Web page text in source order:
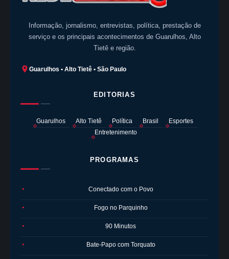
Informação, jornalismo, entrevistas, política, prestação de
serviço e os principais acontecimentos de Guarulhos, Alto
Tietê e região.
Guarulhos • Alto Tietê • São Paulo
EDITORIAS
Guarulhos Alto Tietê Política Brasil
Esportes
Entretenimento
PROGRAMAS
● Conectado com o Povo
● Fogo no Parquinho
● 90 Minutos
● Bate-Papo com Torquato